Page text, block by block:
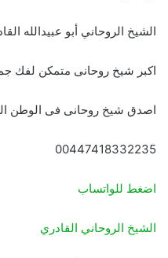
الشيخ الروحاني أبو عبيدالله
اكبر شيخ روحانى متمكن لفك
اصدق شيخ روحانى فى الوطن
00447418332235
اضغط للواتساب
الشيخ الروحاني القادري